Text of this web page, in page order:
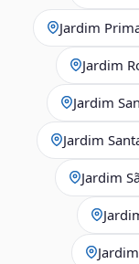
Jardim
Jardim
Jardim
Jardim
Jardim